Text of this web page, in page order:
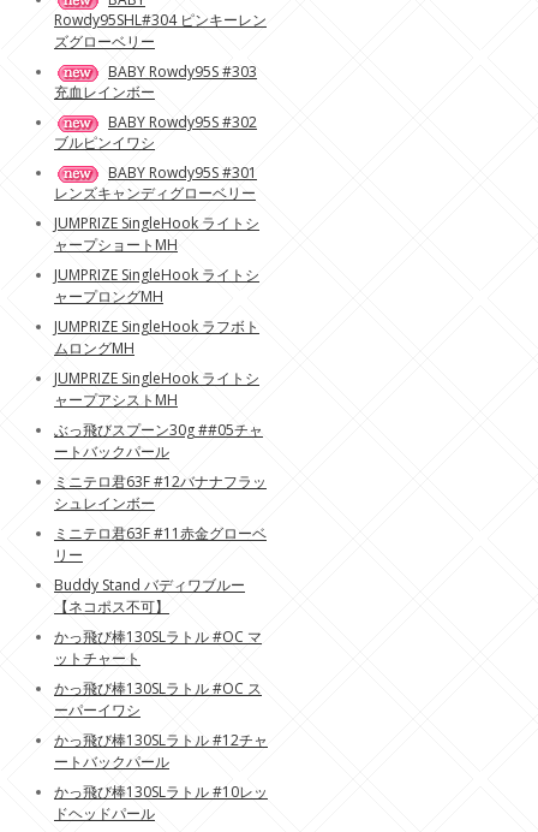
Rowdy95SHL#304 ピンキーレン
ズグローベリー
BABY Rowdy95S #303
充血レインボー
BABY Rowdy95S #302
ブルピンイワシ
BABY Rowdy95S #301
レンズキャンディグローベリー
JUMPRIZE SingleHook ライトシ
ャープショートMH
JUMPRIZE SingleHook ライトシ
ャープロングMH
JUMPRIZE SingleHook ラフボト
ムロングMH
JUMPRIZE SingleHook ライトシ
ャープアシストMH
ぶっ飛びスプーン30g ##05チャ
ートバックパール
ミニテロ君63F #12バナナフラッ
シュレインボー
ミニテロ君63F #11赤金グローベ
リー
Buddy Stand バディワブルー
【ネコポス不可】
かっ飛び棒130SLラトル #OC マ
ットチャート
かっ飛び棒130SLラトル #OC ス
ーパーイワシ
かっ飛び棒130SLラトル #12チャ
ートバックパール
かっ飛び棒130SLラトル #10レッ
ドヘッドパール